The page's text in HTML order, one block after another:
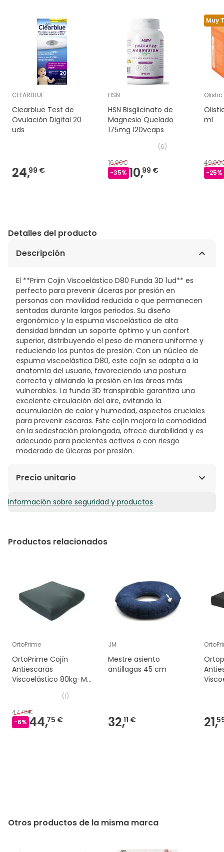
CLEARBLUE
Clearblue Test de
Ovulación Digital 20
uds
24,99 €
HSN
HSN Bisglicinato de
Magnesio Quelado
175mg 120vcaps
(6)
16,90€
-35% 10,99 €
Muy
Olistic
ml
-25%
Detalles del producto
Descripción
El **Prim Cojin Viscoelástico D80 Funda 3D 1ud** es
perfecto para prevenir úlceras por presión en
personas con movilidad reducida o que permanecen
sentadas durante largos periodos. Su diseño
ergonómico y la espuma viscoelástica de alta
densidad brindan un soporte óptimo y un confort
superior, distribuyendo el peso de manera uniforme y
reduciendo los puntos de presión. Con un núcleo de
espuma viscoelástica D80, este cojín se adapta a la
anatomía del usuario, favoreciendo una postura
correcta y aliviando la presión en las áreas más
vulnerables. La funda 3D transpirable garantiza una
excelente circulación del aire, evitando la
acumulación de calor y humedad, aspectos cruciales
para prevenir escaras. Este cojín mejora la comodidad
en la sedestación prolongada, ofrece durabilidad y es
adecuado para pacientes activos o con riesgo
moderado de úlceras por presión.
Precio unitario
48,39€ / Unidades
Información sobre seguridad y productos
Productos relacionados
OrtoPrime
OrtoPrime Cojín
Antiescaras
Viscoelástico 80kg-M3
(1)
47,70€
-6% 44,75 €
JM
Mestre asiento
antillagas 45 cm
32,11 € 21,
Otros productos de la misma marca